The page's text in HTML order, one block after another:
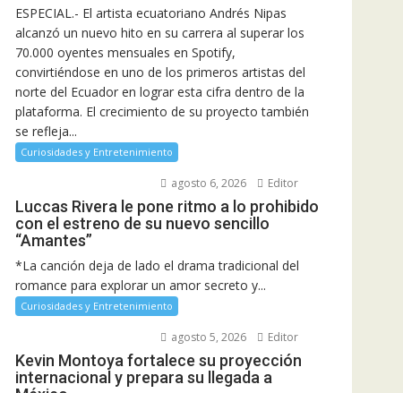
ESPECIAL.- El artista ecuatoriano Andrés Nipas
alcanzó un nuevo hito en su carrera al superar los
70.000 oyentes mensuales en Spotify,
convirtiéndose en uno de los primeros artistas del
norte del Ecuador en lograr esta cifra dentro de la
plataforma. El crecimiento de su proyecto también
se refleja...
Curiosidades y Entretenimiento
agosto 6, 2026 Editor
Luccas Rivera le pone ritmo a lo prohibido
con el estreno de su nuevo sencillo
“Amantes”
*La canción deja de lado el drama tradicional del
romance para explorar un amor secreto y...
Curiosidades y Entretenimiento
agosto 5, 2026 Editor
Kevin Montoya fortalece su proyección
internacional y prepara su llegada a